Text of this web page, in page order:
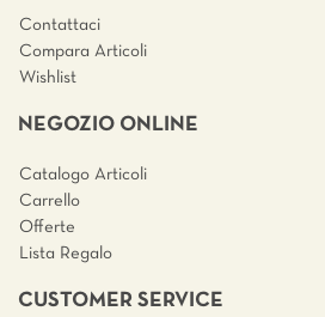
Contattaci
Compara Articoli
Wishlist
NEGOZIO ONLINE
Catalogo Articoli
Carrello
Offerte
Lista Regalo
CUSTOMER SERVICE